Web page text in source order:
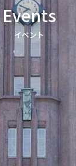
Events
イベント